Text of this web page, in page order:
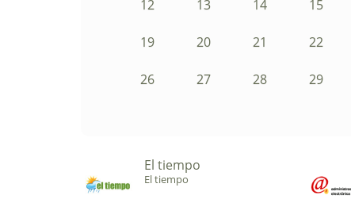
12 13 14 15
19 20 21 22
26 27 28 29
El tiempo
El tiempo